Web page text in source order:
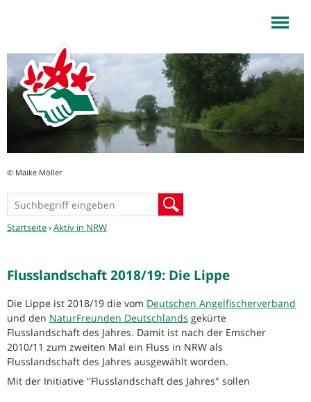
© Maike Möller
Suchformular
Sie
Startseite›Aktiv in NRW
Flusslandschaft 2018/19: Die Lippe
Die Lippe ist 2018/19 die vom Deutschen Angelfischerverband
und den NaturFreunden Deutschlands gekürte
Flusslandschaft des Jahres. Damit ist nach der Emscher
2010/11 zum zweiten Mal ein Fluss in NRW als
Flusslandschaft des Jahres ausgewählt worden.
Mit der Initiative "Flusslandschaft des Jahres" sollen